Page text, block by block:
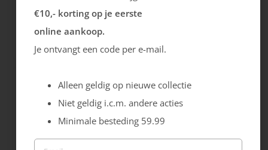
Ecco
City Stride
119.99 149.99
€10,- korting op je eerste
online aankoop.
Je ontvangt een code per e-mail.
Alleen geldig op nieuwe collectie
Niet geldig i.c.m. andere acties
Minimale besteding 59.99